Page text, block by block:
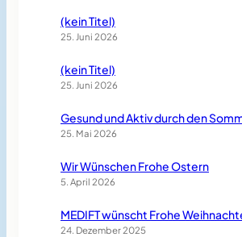
(kein Titel)
25. Juni 2026
(kein Titel)
25. Juni 2026
Gesund und Aktiv durch den
25. Mai 2026
Wir Wünschen Frohe Ostern
5. April 2026
MEDIFT wünscht Frohe
24. Dezember 2025